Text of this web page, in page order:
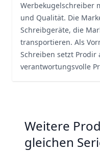
Werbekugelschreiber
und Qualität. Die
Schreibgeräte, die
transportieren. Als
Schreiben setzt
verantwortungsvolle
Weitere
gleichen